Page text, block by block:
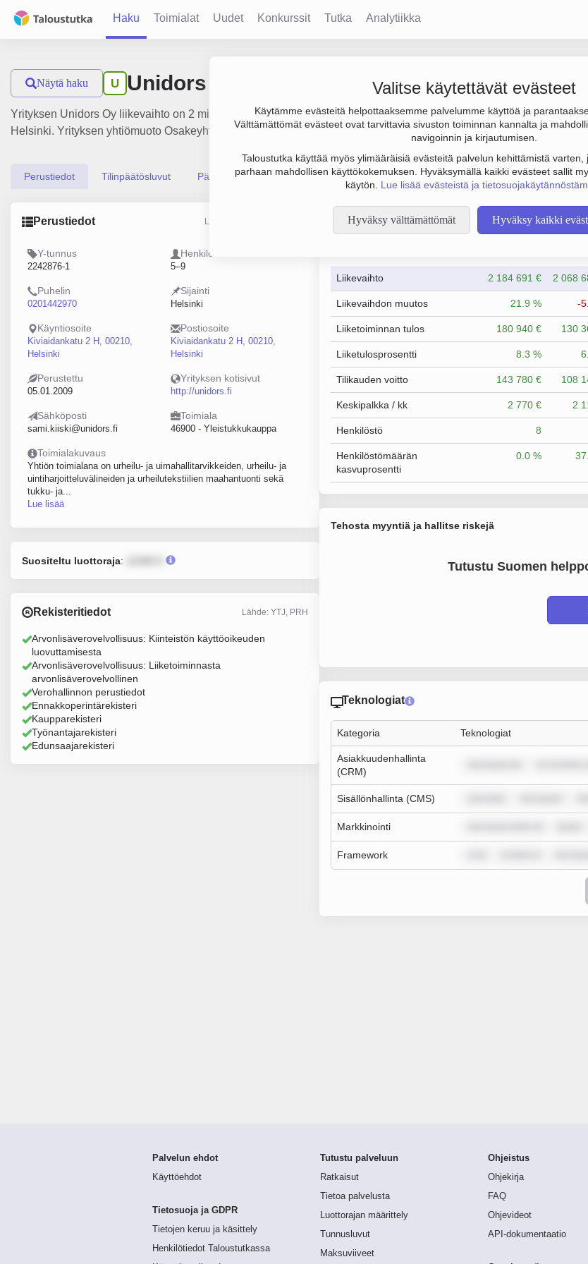
Haku Toimialat Uudet Konkurssit Tutka Analytiikka
Valitse käytettävät evästeet
Käytämme evästeitä helpottaaksemme palvelumme käyttöä ja
Välttämättömät evästeet ovat tarvittavia sivuston toiminnan kannalta ja
navigoinnin ja kirjautumisen.
Taloustutka käyttää myös ylimääräisiä evästeitä palvelun kehittämistä
parhaan mahdollisen käyttökokemuksen. Hyväksymällä kaikki evästeet sallit
käytön. Lue lisää evästeistä ja
Hyväksy välttämättömät Hyväksy kaikki
Näytä haku U Unidors Oy
Yrityksen Unidors Oy liikevaihto on 2 milj. €, tulos 111 000 € ja henkilöstömäärä 9. Sen päätoimiala on
Helsinki. Yrityksen yhtiömuoto Osakeyhtiö (OY).
Perustiedot Tilinpäätösluvut Päättäjätiedot
Perustiedot Lähde: YTJ, PRH, Traficom
Y-tunnus
2242876-1
Henkilöstömäärä
5–9
Puhelin
0201442970
Sijainti
Helsinki
Käyntiosoite
Kiviaidankatu 2 H, 00210,
Helsinki
Postiosoite
Kiviaidankatu 2 H, 00210,
Helsinki
Perustettu
05.01.2009
Yrityksen kotisivut
http://unidors.fi
Sähköposti
sami.kiiski@unidors.fi
Toimiala
46900 - Yleistukkukauppa
Toimialakuvaus
Yhtiön toimialana on urheilu- ja uimahallitarvikkeiden, urheilu- ja
uintiharjoitteluvälineiden ja urheilutekstiilien maahantuonti sekä
tukku- ja...
Lue lisää
Suositeltu luottoraja:
Rekisteritiedot Lähde: YTJ, PRH
Arvonlisäverovelvollisuus: Kiinteistön käyttöoikeuden
luovuttamisesta
Arvonlisäverovelvollisuus: Liiketoiminnasta
arvonlisäverovelvollinen
Verohallinnon perustiedot
Ennakkoperintärekisteri
Kaupparekisteri
Työnantajarekisteri
Edunsaajarekisteri
Taloustiedot
Liikevaihto 2 184 691 € 2 068
Liikevaihdon muutos 21.9 % -
Liiketoiminnan tulos 180 940 € 130
Liiketulosprosentti 8.3 %
Tilikauden voitto 143 780 € 108
Keskipalkka / kk 2 770 € 2
Henkilöstö 8
Henkilöstömäärän
kasvuprosentti
0.0 %
Tehosta myyntiä ja hallitse riskejä
Tutustu Suomen
Teknologiat
Kategoria Teknologiat
Asiakkuudenhallinta
(CRM)
Sisällönhallinta (CMS)
Markkinointi
Framework
Palvelun ehdot
Käyttöehdot
Tietosuoja ja GDPR
Tietojen keruu ja käsittely
Henkilötiedot Taloustutkassa
Tutustu palveluun
Ratkaisut
Tietoa palvelusta
Luottorajan määrittely
Tunnusluvut
Maksuviiveet
Ohjeistus
Ohjekirja
FAQ
Ohjevideot
API-dokumentaatio